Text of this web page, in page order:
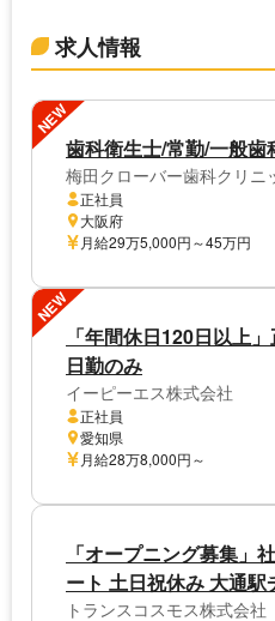
求人情報
NEW
歯科衛生士/常勤/一般歯
梅田クローバー歯科クリニ
正社員
大阪府
月給29万5,000円～45万円
NEW
「年間休日120日以上
日勤のみ
イーピーエス株式会社
正社員
愛知県
月給28万8,000円～
「オープニング募集」
ート 土日祝休み 大通駅
トランスコスモス株式会社